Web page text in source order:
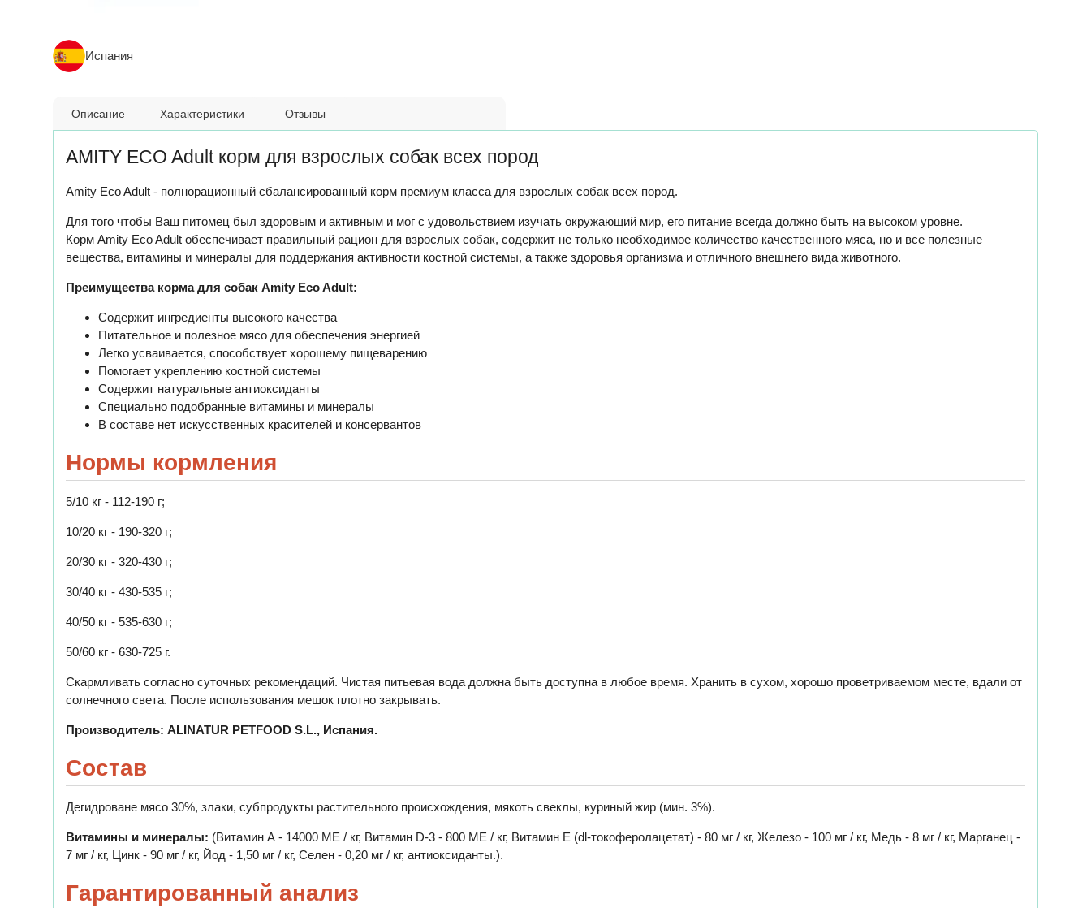
Испания
Описание Характеристики Отзывы
AMITY ECO Adult корм для взрослых собак всех пород
Amity Eco Adult - полнорационный сбалансированный корм премиум класса для взрослых собак всех пород.
Для того чтобы Ваш питомец был здоровым и активным и мог с удовольствием изучать окружающий мир, его питание всегда должно быть на высоком уровне.
Корм Amity Eco Adult обеспечивает правильный рацион для взрослых собак, содержит не только необходимое количество качественного мяса, но и все полезные
вещества, витамины и минералы для поддержания активности костной системы, а также здоровья организма и отличного внешнего вида животного.
Преимущества корма для собак Amity Eco Adult:
Содержит ингредиенты высокого качества
Питательное и полезное мясо для обеспечения энергией
Легко усваивается, способствует хорошему пищеварению
Помогает укреплению костной системы
Содержит натуральные антиоксиданты
Специально подобранные витамины и минералы
В составе нет искусственных красителей и консервантов
Нормы кормления
5/10 кг - 112-190 г;
10/20 кг - 190-320 г;
20/30 кг - 320-430 г;
30/40 кг - 430-535 г;
40/50 кг - 535-630 г;
50/60 кг - 630-725 г.
Скармливать согласно суточных рекомендаций. Чистая питьевая вода должна быть доступна в любое время. Хранить в сухом, хорошо проветриваемом месте, вдали от
солнечного света. После использования мешок плотно закрывать.
Производитель: ALINATUR PETFOOD S.L., Испания.
Состав
Дегидроване мясо 30%, злаки, субпродукты растительного происхождения, мякоть свеклы, куриный жир (мин. 3%).
Витамины и минералы: (Витамин А - 14000 МЕ / кг, Витамин D-3 - 800 МЕ / кг, Витамин E (dl-токоферолацетат) - 80 мг / кг, Железо - 100 мг / кг, Медь - 8 мг / кг, Марганец -
7 мг / кг, Цинк - 90 мг / кг, Йод - 1,50 мг / кг, Селен - 0,20 мг / кг, антиоксиданты.).
Гарантированный анализ